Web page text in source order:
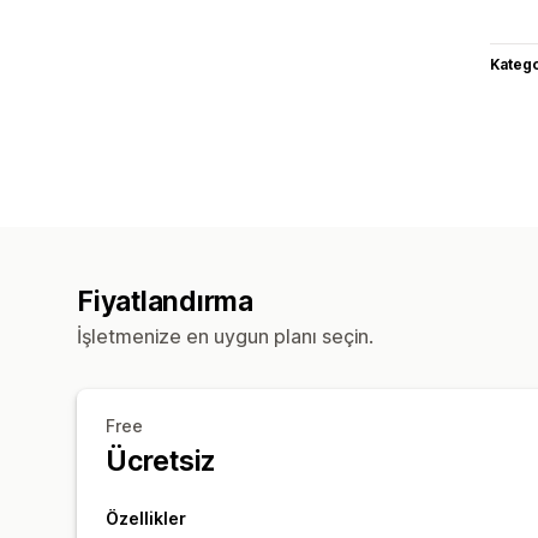
Fiyatlandırma
İşletmenize en uygun planı seçin.
Free
Ücretsiz
Özellikler